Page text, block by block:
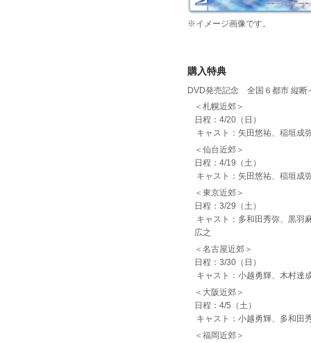
※イメージ画像です。
購入特典
DVD発売記念 全国６都市 縦
＜札幌近郊＞
日程：4/20（日）
キャスト：矢田悠祐、稲垣成
＜仙台近郊＞
日程：4/19（土）
キャスト：矢田悠祐、稲垣成
＜東京近郊＞
日程：3/29（土）
キャスト：多和田秀弥、黒羽
広之
＜名古屋近郊＞
日程：3/30（日）
キャスト：小越勇輝、木村達
＜大阪近郊＞
日程：4/5（土）
キャスト：小越勇輝、多和田
＜福岡近郊＞